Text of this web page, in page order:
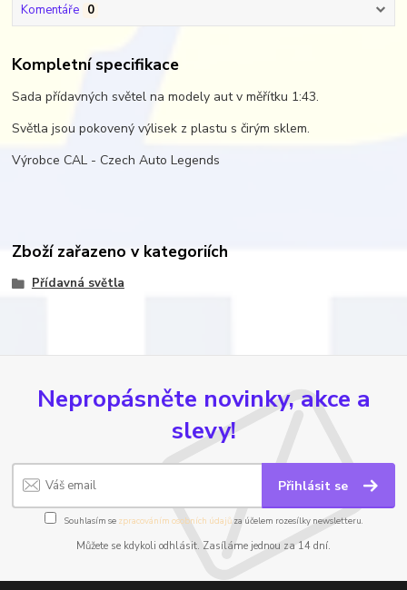
Komentáře 0
Kompletní specifikace
Sada přídavných světel na modely aut v měřítku 1:43.
Světla jsou pokovený výlisek z plastu s čirým sklem.
Výrobce CAL - Czech Auto Legends
Zboží zařazeno v kategoriích
Přídavná světla
Nepropásněte novinky, akce a
slevy!
Přihlásit se
Souhlasím se zpracováním osobních údajůza účelem rozesílky newsletteru.
Můžete se kdykoli odhlásit. Zasíláme jednou za 14 dní.